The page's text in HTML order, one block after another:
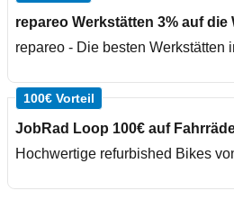
repareo Werkstätten 3% auf
repareo - Die besten Werkstätten
100€ Vorteil
JobRad Loop 100€ auf
Hochwertige refurbished Bikes